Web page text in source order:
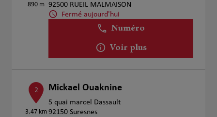
890 m
92500 RUEIL MALMAISON
Fermé aujourd'hui
Numéro
Voir plus
2
3.47 km
Mickael Ouaknine
5 quai marcel Dassault
92150 Suresnes